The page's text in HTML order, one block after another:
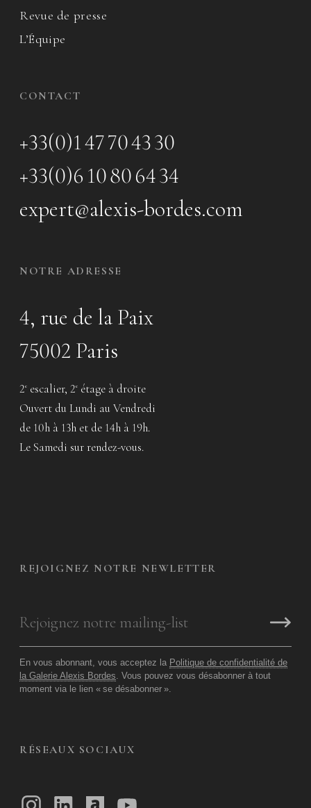
Revue de presse
L’Équipe
CONTACT
+33(0)1 47 70 43 30
+33(0)6 10 80 64 34
expert@alexis-bordes.com
NOTRE ADRESSE
4, rue de la Paix
75002 Paris
2e escalier, 2e étage à droite
Ouvert du Lundi au Vendredi
de 10h à 13h et de 14h à 19h.
Le Samedi sur rendez-vous.
REJOIGNEZ NOTRE NEWLETTER
En vous abonnant, vous acceptez la Politique de confidentialité de
la Galerie Alexis Bordes. Vous pouvez vous désabonner à tout
moment via le lien « se désabonner ».
RÉSEAUX SOCIAUX